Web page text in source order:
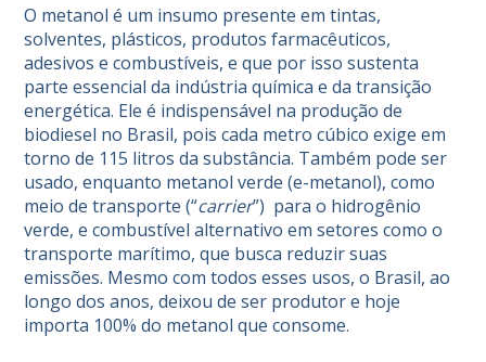
O metanol é um insumo presente em tintas,
solventes, plásticos, produtos farmacêuticos,
adesivos e combustíveis, e que por isso sustenta
parte essencial da indústria química e da transição
energética. Ele é indispensável na produção de
biodiesel no Brasil, pois cada metro cúbico exige em
torno de 115 litros da substância. Também pode ser
usado, enquanto metanol verde (e-metanol), como
meio de transporte (“carrier”) para o hidrogênio
verde, e combustível alternativo em setores como o
transporte marítimo, que busca reduzir suas
emissões. Mesmo com todos esses usos, o Brasil, ao
longo dos anos, deixou de ser produtor e hoje
importa 100% do metanol que consome.